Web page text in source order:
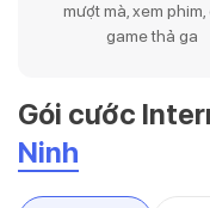
mượt mà, xem phim,
game thả ga
Gói cước
Ninh